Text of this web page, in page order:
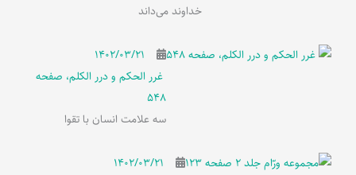
خداوند می‌داند
۱۴۰۲/۰۳/۲۱
غرر الحکم و درر الکلم، صفحه
548
سه علامت انسان با تقوا
۱۴۰۲/۰۳/۲۱